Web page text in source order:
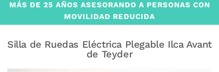
MÁS DE 25 AÑOS ASESORANDO A PERSONAS CON
MOVILIDAD REDUCIDA
Silla de Ruedas Eléctrica Plegable Ilca Avant
de Teyder